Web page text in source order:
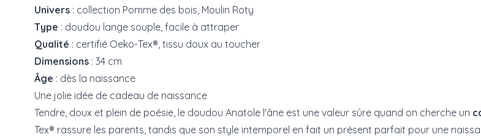
Univers : collection Pomme des bois, Moulin Roty
Type : doudou lange souple, facile à attraper
Qualité : certifié Oeko-Tex®, tissu doux au toucher
Dimensions : 34 cm
Âge : dès la naissance
Une jolie idée de cadeau de naissance
Tendre, doux et plein de poésie, le doudou Anatole l'âne est une valeur sûre quand on cherche un
Tex® rassure les parents, tandis que son style intemporel en fait un présent parfait pour une